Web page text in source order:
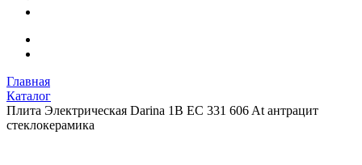
Главная
Каталог
Плита Электрическая Darina 1B EC 331 606 At антрацит
стеклокерамика